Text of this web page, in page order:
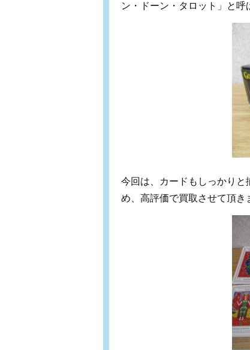
ン・ドーン・タロット」と呼
今回は、カードもしっかりと
め、高評価で買取させて頂き